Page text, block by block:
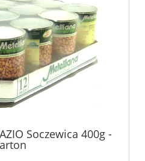
Soczewica 400g -